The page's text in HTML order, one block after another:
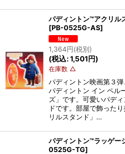
パディントン™アクリ
[PB-0525G-AS]
1,364円(税別)
(税込:1,501 円)
在庫数 △
パディントン映画第３
パディントン イン ペル
ズ」です。可愛いパデ
ドです。部屋で飾った
リルスタンド」…
パディントン™ラッゲ
0525G-TG]